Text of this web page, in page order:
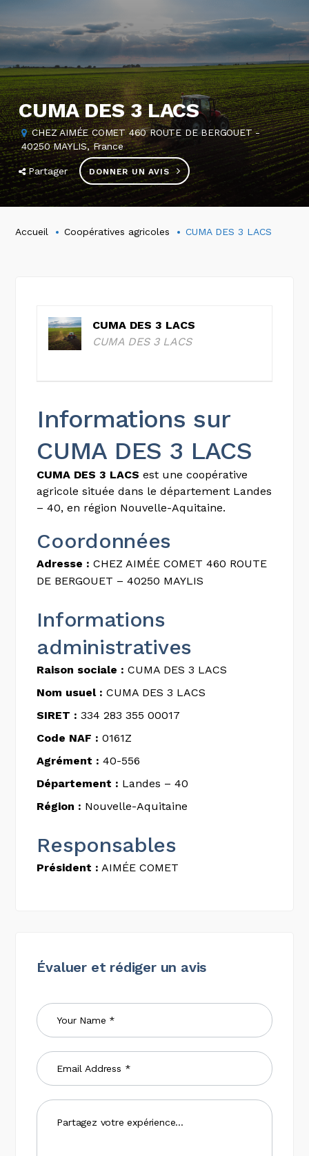
CUMA DES 3 LACS
CHEZ AIMÉE COMET 460 ROUTE DE BERGOUET -
40250 MAYLIS, France
Partager DONNER UN AVIS
Accueil Coopératives agricoles CUMA DES 3 LACS
CUMA DES 3 LACS
CUMA DES 3 LACS
Informations sur
CUMA DES 3 LACS
CUMA DES 3 LACS est une coopérative
agricole située dans le département Landes
– 40, en région Nouvelle-Aquitaine.
Coordonnées
Adresse : CHEZ AIMÉE COMET 460 ROUTE
DE BERGOUET – 40250 MAYLIS
Informations
administratives
Raison sociale : CUMA DES 3 LACS
Nom usuel : CUMA DES 3 LACS
SIRET : 334 283 355 00017
Code NAF : 0161Z
Agrément : 40-556
Département : Landes – 40
Région : Nouvelle-Aquitaine
Responsables
Président : AIMÉE COMET
Évaluer et rédiger un avis